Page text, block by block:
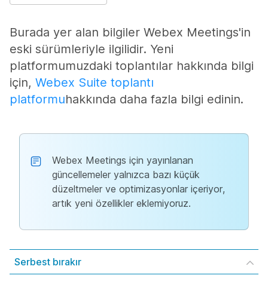
Burada yer alan bilgiler Webex Meetings'in
eski sürümleriyle ilgilidir. Yeni
platformumuzdaki toplantılar hakkında bilgi
için, Webex Suite toplantı
platformuhakkında daha fazla bilgi edinin.
Webex Meetings için yayınlanan
güncellemeler yalnızca bazı küçük
düzeltmeler ve optimizasyonlar içeriyor,
artık yeni özellikler eklemiyoruz.
Serbest bırakır